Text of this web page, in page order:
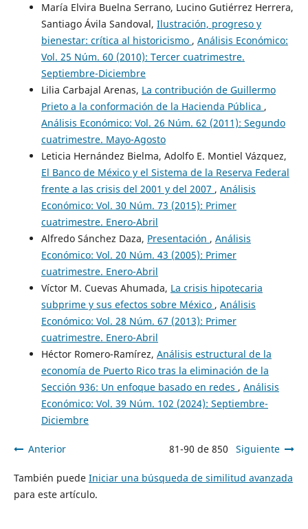
María Elvira Buelna Serrano, Lucino Gutiérrez Herrera,
Santiago Ávila Sandoval, Ilustración, progreso y
bienestar: crítica al historicismo , Análisis Económico:
Vol. 25 Núm. 60 (2010): Tercer cuatrimestre.
Septiembre-Diciembre
Lilia Carbajal Arenas, La contribución de Guillermo
Prieto a la conformación de la Hacienda Pública ,
Análisis Económico: Vol. 26 Núm. 62 (2011): Segundo
cuatrimestre. Mayo-Agosto
Leticia Hernández Bielma, Adolfo E. Montiel Vázquez,
El Banco de México y el Sistema de la Reserva Federal
frente a las crisis del 2001 y del 2007 , Análisis
Económico: Vol. 30 Núm. 73 (2015): Primer
cuatrimestre. Enero-Abril
Alfredo Sánchez Daza, Presentación , Análisis
Económico: Vol. 20 Núm. 43 (2005): Primer
cuatrimestre. Enero-Abril
Víctor M. Cuevas Ahumada, La crisis hipotecaria
subprime y sus efectos sobre México , Análisis
Económico: Vol. 28 Núm. 67 (2013): Primer
cuatrimestre. Enero-Abril
Héctor Romero-Ramírez, Análisis estructural de la
economía de Puerto Rico tras la eliminación de la
Sección 936: Un enfoque basado en redes , Análisis
Económico: Vol. 39 Núm. 102 (2024): Septiembre-
Diciembre
Anterior 81-90 de 850 Siguiente
También puede Iniciar una búsqueda de similitud avanzada
para este artículo.